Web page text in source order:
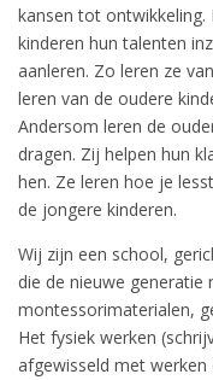
kansen tot
kinderen hun talenten
aanleren. Zo leren ze
leren van de oudere
Andersom leren de
dragen. Zij helpen hun
hen. Ze leren hoe je
de jongere kinderen.
Wij zijn een school,
die de nieuwe generatie
montessorimaterialen,
Het fysiek werken
afgewisseld met